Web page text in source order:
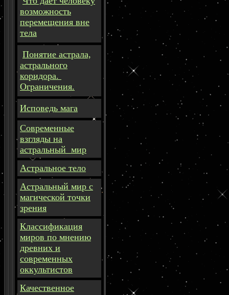
возможность
перемещения вне
тела
Понятие астрала,
астрального
коридора.
Ограничения.
Исповедь мага
Современные
взгляды на
астральный мир
Астральное тело
Астральный мир с
магической точки
зрения
Классификация
миров по мнению
древних и
современных
оккультистов
Качественное